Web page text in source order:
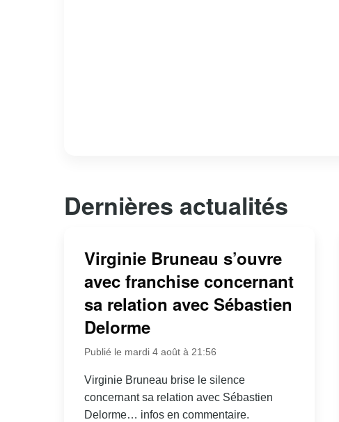
Dernières actualités
Virginie Bruneau s’ouvre
avec franchise concernant
sa relation avec Sébastien
Delorme
Publié le mardi 4 août à 21:56
Virginie Bruneau brise le silence
concernant sa relation avec Sébastien
Delorme… infos en commentaire.